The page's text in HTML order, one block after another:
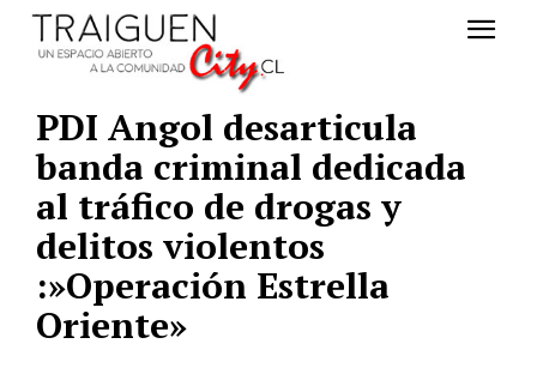
PDI Angol desarticula
banda criminal dedicada
al tráfico de drogas y
delitos violentos
:»Operación Estrella
Oriente»